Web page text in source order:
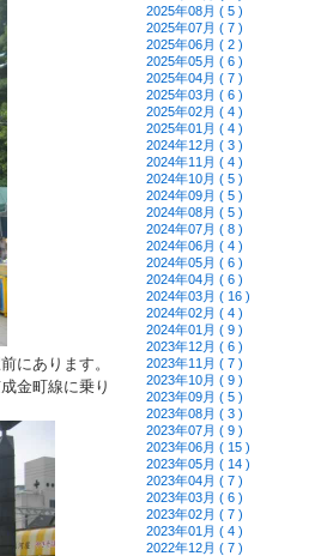
にあります。
金町線に乗り
2025年08月 ( 5 )
2025年07月 ( 7 )
2025年06月 ( 2 )
2025年05月 ( 6 )
2025年04月 ( 7 )
2025年03月 ( 6 )
2025年02月 ( 4 )
2025年01月 ( 4 )
2024年12月 ( 3 )
2024年11月 ( 4 )
2024年10月 ( 5 )
2024年09月 ( 5 )
2024年08月 ( 5 )
2024年07月 ( 8 )
2024年06月 ( 4 )
2024年05月 ( 6 )
2024年04月 ( 6 )
2024年03月 ( 16 )
2024年02月 ( 4 )
2024年01月 ( 9 )
2023年12月 ( 6 )
2023年11月 ( 7 )
2023年10月 ( 9 )
2023年09月 ( 5 )
2023年08月 ( 3 )
2023年07月 ( 9 )
2023年06月 ( 15 )
2023年05月 ( 14 )
2023年04月 ( 7 )
2023年03月 ( 6 )
2023年02月 ( 7 )
2023年01月 ( 4 )
2022年12月 ( 7 )